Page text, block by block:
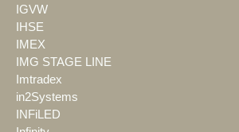
IGVW
IHSE
IMEX
IMG STAGE LINE
Imtradex
in2Systems
INFiLED